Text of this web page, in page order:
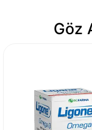
Göz